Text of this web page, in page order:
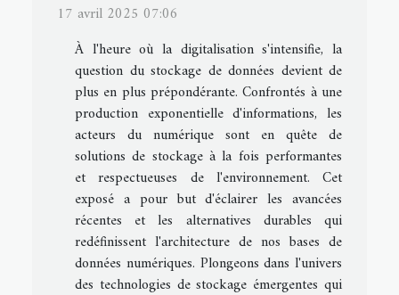
17 avril 2025 07:06
À l'heure où la digitalisation s'intensifie, la
question du stockage de données devient de
plus en plus prépondérante. Confrontés à une
production exponentielle d'informations, les
acteurs du numérique sont en quête de
solutions de stockage à la fois performantes
et respectueuses de l'environnement. Cet
exposé a pour but d'éclairer les avancées
récentes et les alternatives durables qui
redéfinissent l'architecture de nos bases de
données numériques. Plongeons dans l'univers
des technologies de stockage émergentes qui